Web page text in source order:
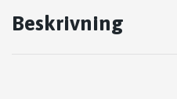
Beskrivning